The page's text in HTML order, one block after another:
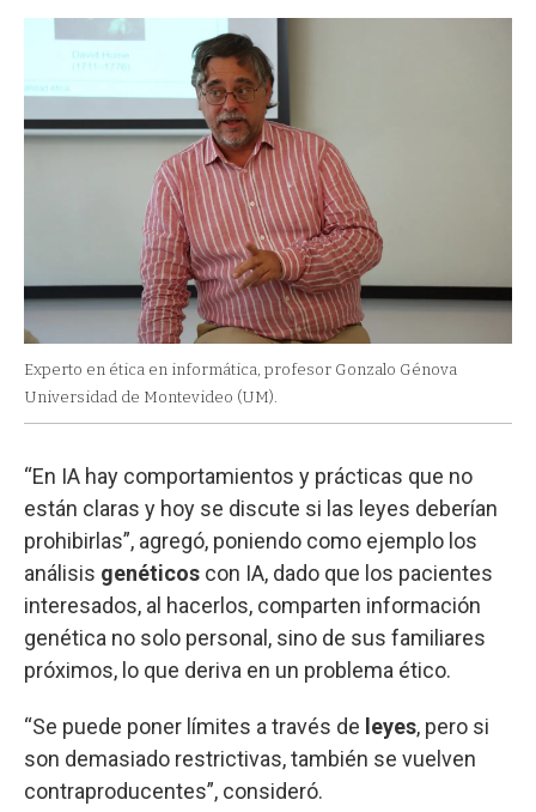
Experto en ética en informática, profesor Gonzalo Génova
Universidad de Montevideo (UM).
“En IA hay comportamientos y prácticas que no
están claras y hoy se discute si las leyes deberían
prohibirlas”, agregó, poniendo como ejemplo los
análisis genéticos con IA, dado que los pacientes
interesados, al hacerlos, comparten información
genética no solo personal, sino de sus familiares
próximos, lo que deriva en un problema ético.
“Se puede poner límites a través de leyes, pero si
son demasiado restrictivas, también se vuelven
contraproducentes”, consideró.